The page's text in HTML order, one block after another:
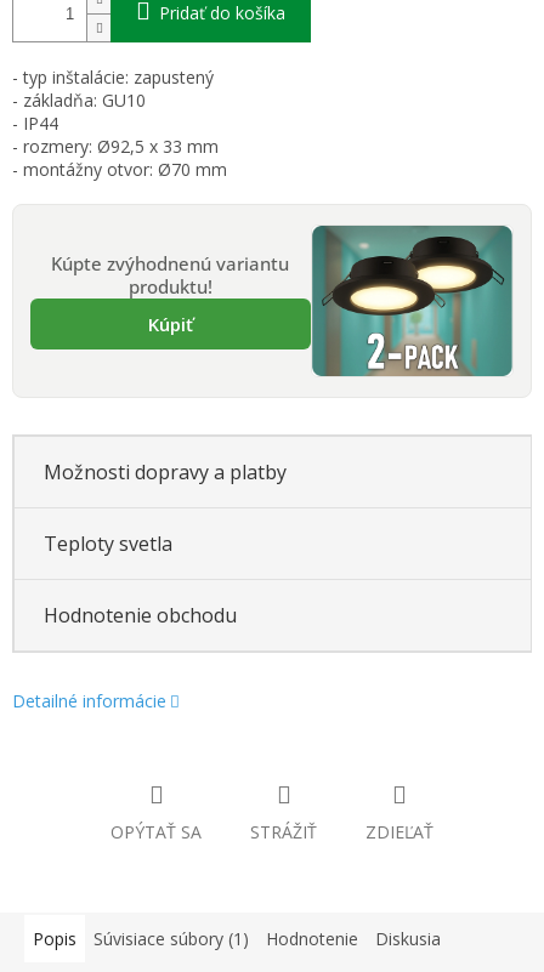
Pridať do košíka
- typ inštalácie: zapustený
- základňa: GU10
- IP44
- rozmery: Ø92,5 x 33 mm
- montážny otvor: Ø70 mm
Kúpte zvýhodnenú variantu
produktu!
Kúpiť
Možnosti dopravy a platby
Teploty svetla
Hodnotenie obchodu
Detailné informácie
OPÝTAŤ SA STRÁŽIŤ ZDIEĽAŤ
Popis Súvisiace súbory (1) Hodnotenie Diskusia